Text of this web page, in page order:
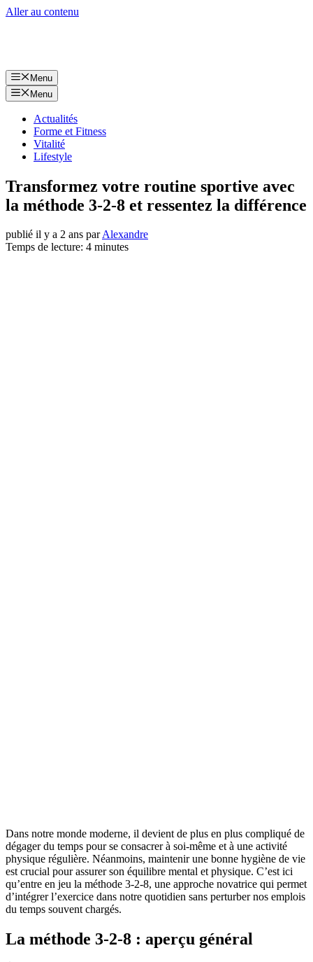
Aller au contenu
Menu
Menu
Actualités
Forme et Fitness
Vitalité
Lifestyle
Transformez votre routine sportive avec
la méthode 3-2-8 et ressentez la différence
publié il y a 2 ans parAlexandre
Temps de lecture: 4 minutes
Dans notre monde moderne, il devient de plus en plus compliqué de
dégager du temps pour se consacrer à soi-même et à une activité
physique régulière. Néanmoins, maintenir une bonne hygiène de vie
est crucial pour assurer son équilibre mental et physique. C’est ici
qu’entre en jeu la méthode 3-2-8, une approche novatrice qui permet
d’intégrer l’exercice dans notre quotidien sans perturber nos emplois
du temps souvent chargés.
La méthode 3-2-8 : aperçu général